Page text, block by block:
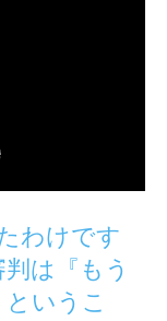
わけです
は『もう
いうこ